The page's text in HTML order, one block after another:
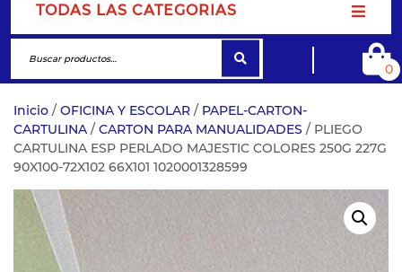
TODAS LAS CATEGORIAS
0
Inicio / OFICINA Y ESCOLAR / PAPEL-CARTON-
CARTULINA / CARTON PARA MANUALIDADES / PLIEGO
CARTULINA ESP PERLADO MAJESTIC COLORES 250G 227G
90X100-72X102 66X101 1020001328599